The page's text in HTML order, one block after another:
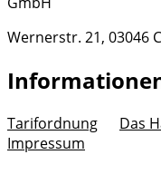
Wernerstr. 21, 03046
Tarifordnung Das
Impressum